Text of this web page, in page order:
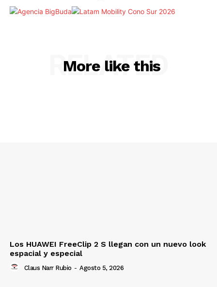
More like this
RELATED
Los HUAWEI FreeClip 2 S llegan con un nuevo look
espacial y especial
Claus Narr Rubio - Agosto 5, 2026